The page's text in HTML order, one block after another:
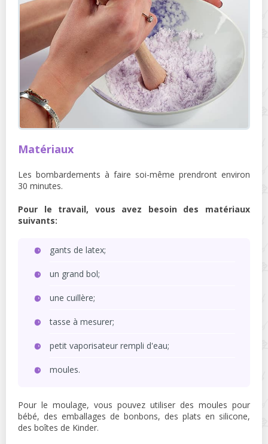
Matériaux
Les bombardements à faire soi-même prendront environ
30 minutes.
Pour le travail, vous avez besoin des matériaux
suivants:
gants de latex;
un grand bol;
une cuillère;
tasse à mesurer;
petit vaporisateur rempli d'eau;
moules.
Pour le moulage, vous pouvez utiliser des moules pour
bébé, des emballages de bonbons, des plats en silicone,
des boîtes de Kinder.